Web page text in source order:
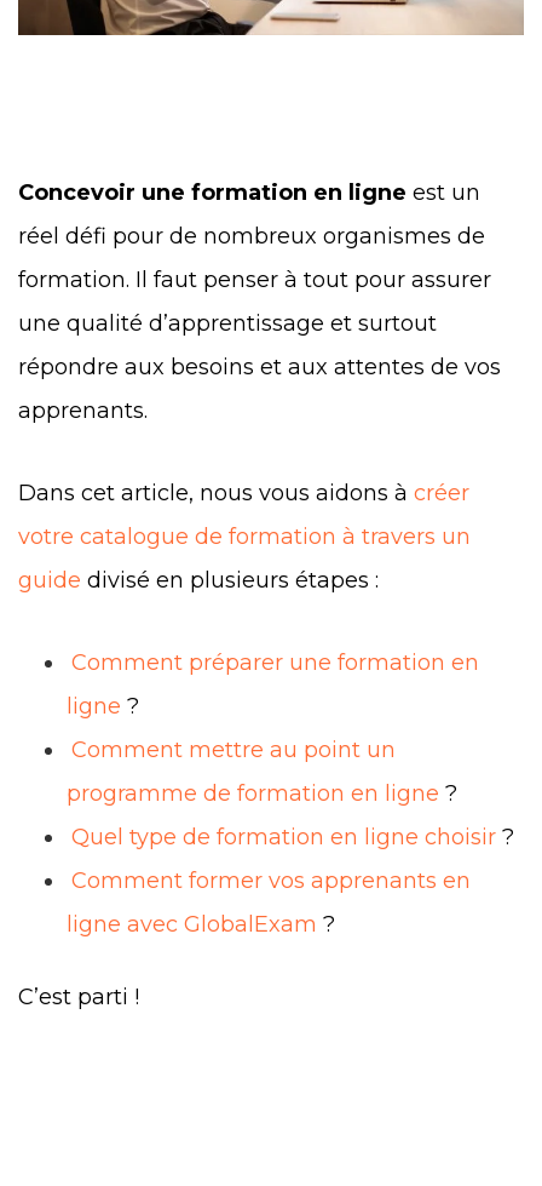
Concevoir une formation en ligne est un
réel défi pour de nombreux organismes de
formation. Il faut penser à tout pour assurer
une qualité d’apprentissage et surtout
répondre aux besoins et aux attentes de vos
apprenants.
Dans cet article, nous vous aidons à créer
votre catalogue de formation à travers un
guide divisé en plusieurs étapes :
Comment préparer une formation en
ligne ?
Comment mettre au point un
programme de formation en ligne ?
Quel type de formation en ligne choisir ?
Comment former vos apprenants en
ligne avec GlobalExam ?
C’est parti !